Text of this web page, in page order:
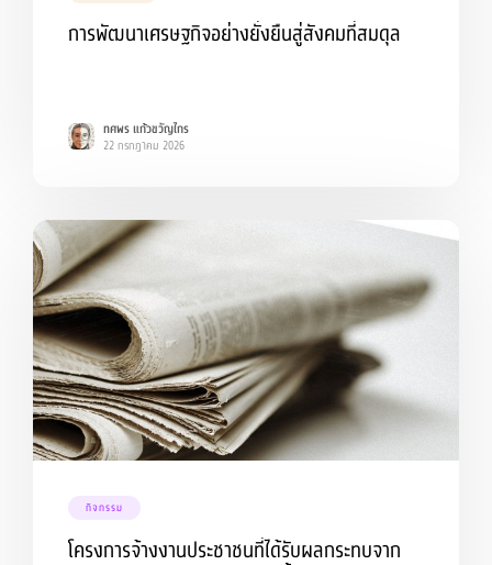
การพัฒนาเศรษฐกิจอย่างยั่งยืนสู่สังคมที่สมดุล
ทศพร แก้วขวัญไกร
22 กรกฎาคม 2026
กิจกรรม
โครงการจ้างงานประชาชนที่ได้รับผลกระทบจาก